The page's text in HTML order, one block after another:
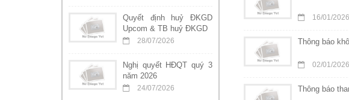
Quyết định huỷ ĐKGD
Upcom & TB huỷ ĐKGD
28/07/2026
Nghị quyết HĐQT quý 3
năm 2026
24/07/2026
16/01/2026
Thông báo
02/01/2026
Thông báo